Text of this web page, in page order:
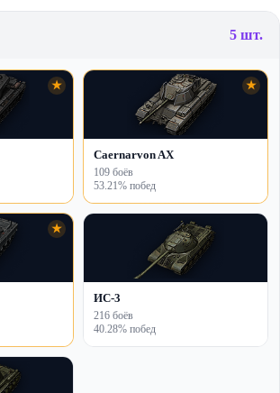
5 шт.
★ ★
Caernarvon AX
109 боёв
53.21% побед
★
ИС-3
216 боёв
40.28% побед